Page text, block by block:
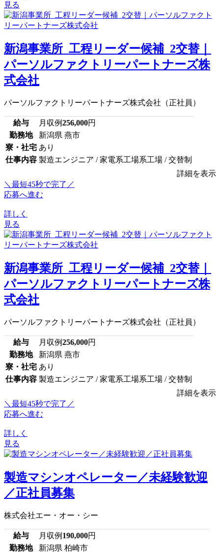
見る
新潟事業所_工程リーダー候補_2交替｜
パーソルファクトリーパートナーズ株
式会社
パーソルファクトリーパートナーズ株式会社（正社員）
給与 月収例256,000円
勤務地
新潟県 燕市
寮・社宅 あり
仕事内容 製造エンジニア / 家電系工場系工場 / 交替制
詳細を表示
＼最短45秒で完了／
応募へ進む
詳しく
見る
新潟事業所_工程リーダー候補_2交替｜
パーソルファクトリーパートナーズ株
式会社
パーソルファクトリーパートナーズ株式会社（正社員）
給与 月収例256,000円
勤務地
新潟県 燕市
寮・社宅 あり
仕事内容 製造エンジニア / 家電系工場系工場 / 交替制
詳細を表示
＼最短45秒で完了／
応募へ進む
詳しく
見る
製造マシンオペレーター／未経験歓迎
／正社員募集
株式会社エー・オー・シー
給与 月収例 190,000円
勤務地
新潟県 柏崎市